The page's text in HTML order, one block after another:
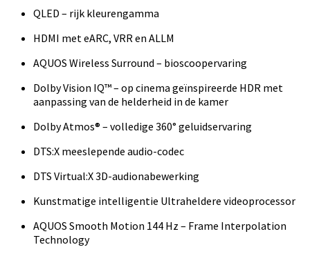
QLED – rijk kleurengamma
HDMI met eARC, VRR en ALLM
AQUOS Wireless Surround – bioscoopervaring
Dolby Vision IQ™ – op cinema geïnspireerde HDR met
aanpassing van de helderheid in de kamer
Dolby Atmos® – volledige 360° geluidservaring
DTS:X meeslepende audio-codec
DTS Virtual:X 3D-audionabewerking
Kunstmatige intelligentie Ultraheldere videoprocessor
AQUOS Smooth Motion 144 Hz – Frame Interpolation
Technology